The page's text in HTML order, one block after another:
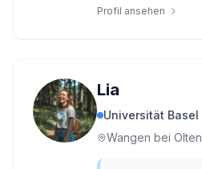
Profil ansehen
Lia
Universität Basel
Wangen bei Olten